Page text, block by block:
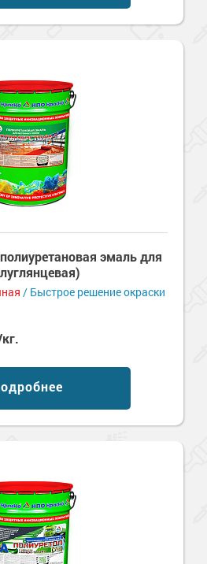
эмаль для
/ Быстрое решение окраски